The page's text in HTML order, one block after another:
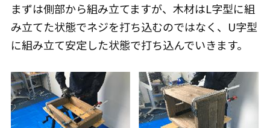
まずは側部から組み立てますが、木材はL字型に組
み立てた状態でネジを打ち込むのではなく、U字型
に組み立て安定した状態で打ち込んでいきます。